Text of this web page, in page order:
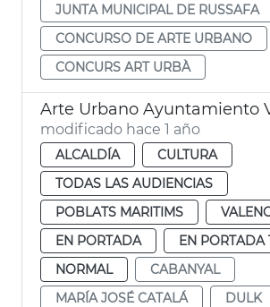
JUNTA MUNICIPAL DE RUSSAFA
CONCURSO DE ARTE URBANO
CONCURS ART URBÀ
modificado hace 1 año
ALCALDÍA
CULTURA
TODAS LAS AUDIENCIAS
POBLATS MARITIMS
EN PORTADA
EN PORTADA
NORMAL
CABANYAL
MARÍA JOSÉ CATALÁ
DULK